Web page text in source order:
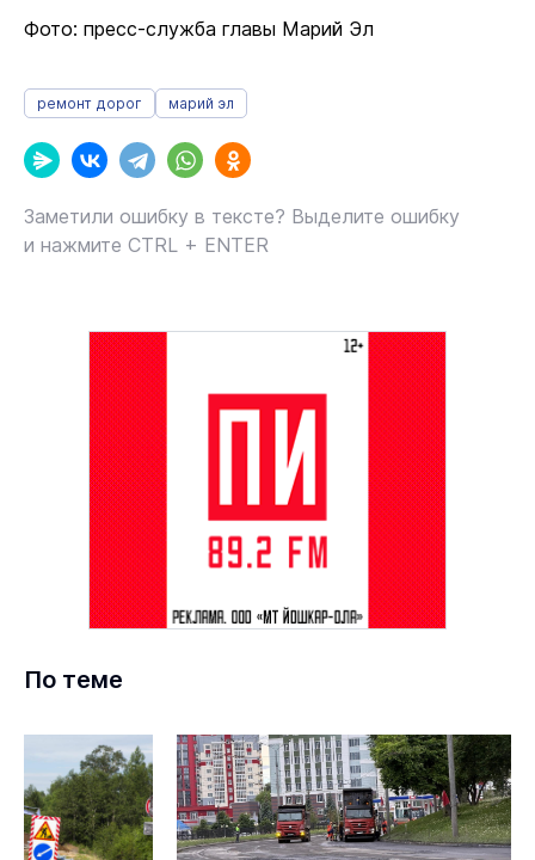
Фото: пресс-служба главы Марий Эл
ремонт дорог марий эл
Заметили ошибку в тексте? Выделите ошибку
и нажмите CTRL + ENTER
По теме